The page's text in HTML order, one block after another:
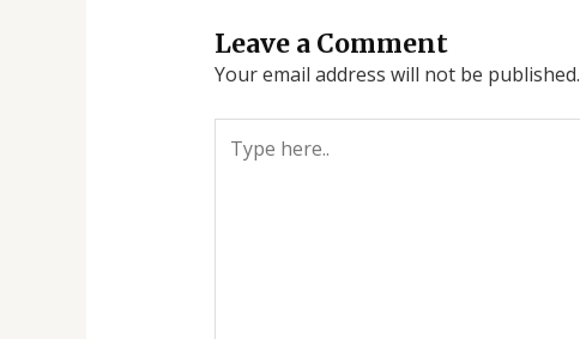
Leave a Comment
Your email address will not be published.
here..